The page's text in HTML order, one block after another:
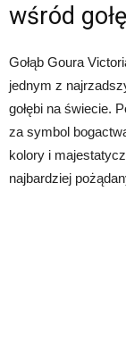
wśród
Gołąb Goura
jednym z
gołębi na świecie.
za symbol
kolory i
najbardziej